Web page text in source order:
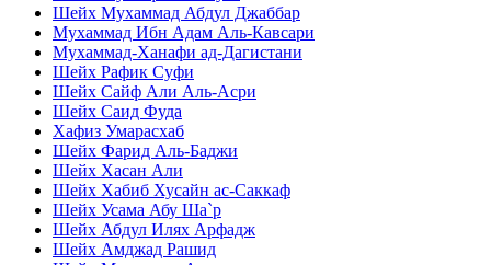
Шейх Мухаммад Абдул Джаббар
Мухаммад Ибн Адам Аль-Кавсари
Мухаммад-Ханафи ад-Дагистани
Шейх Рафик Суфи
Шейх Сайф Али Аль-Асри
Шейх Саид Фуда
Хафиз Умарасхаб
Шейх Фарид Аль-Баджи
Шейх Хасан Али
Шейх Хабиб Хусайн ас-Саккаф
Шейх Усама Абу Ша`р
Шейх Абдул Илях Арфадж
Шейх Амджад Рашид